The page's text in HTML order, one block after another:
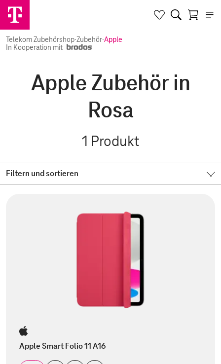
Telekom Zubehörshop·Zubehör·Apple
In Kooperation mit
Apple Zubehör in
Rosa
1 Produkt
Filtern und sortieren
Apple Smart Folio 11 A16